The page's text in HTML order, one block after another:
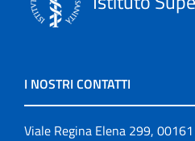
I NOSTRI CONTATTI
Viale Regina Elena 299,